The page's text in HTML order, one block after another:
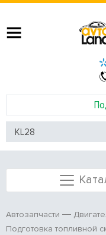
Автозапчасти
Подготовка топливной